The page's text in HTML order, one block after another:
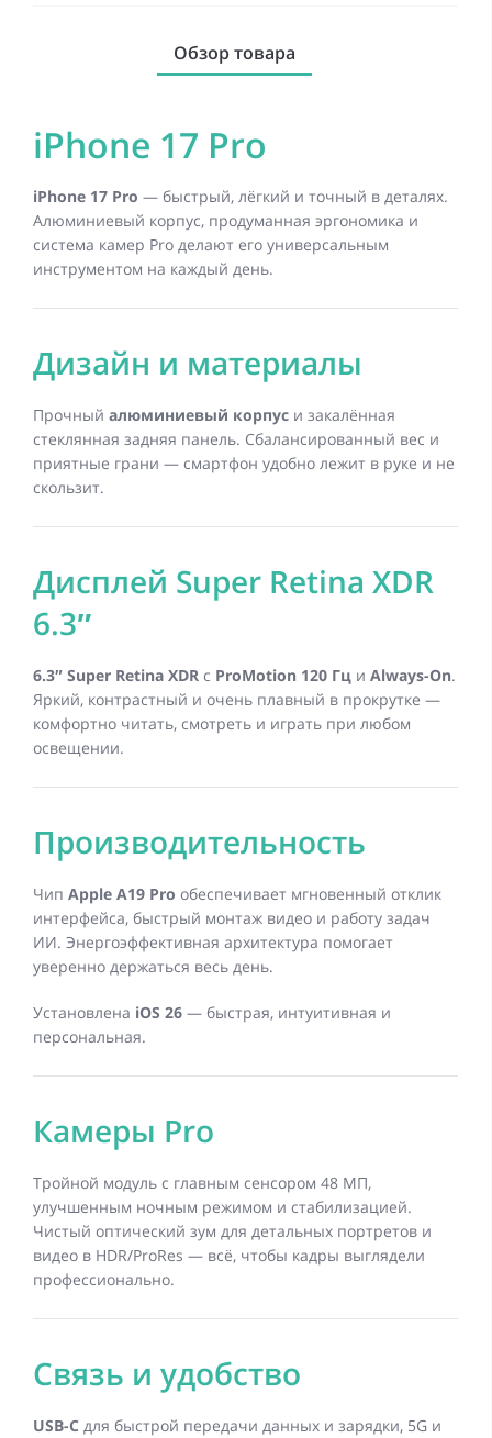
Обзор товара
iPhone 17 Pro
iPhone 17 Pro — быстрый, лёгкий и точный в деталях.
Алюминиевый корпус, продуманная эргономика и
система камер Pro делают его универсальным
инструментом на каждый день.
Дизайн и материалы
Прочный алюминиевый корпус и закалённая
стеклянная задняя панель. Сбалансированный вес и
приятные грани — смартфон удобно лежит в руке и не
скользит.
Дисплей Super Retina XDR
6.3″
6.3″ Super Retina XDR с ProMotion 120 Гц и Always-On.
Яркий, контрастный и очень плавный в прокрутке —
комфортно читать, смотреть и играть при любом
освещении.
Производительность
Чип Apple A19 Pro обеспечивает мгновенный отклик
интерфейса, быстрый монтаж видео и работу задач
ИИ. Энергоэффективная архитектура помогает
уверенно держаться весь день.
Установлена iOS 26 — быстрая, интуитивная и
персональная.
Камеры Pro
Тройной модуль с главным сенсором 48 МП,
улучшенным ночным режимом и стабилизацией.
Чистый оптический зум для детальных портретов и
видео в HDR/ProRes — всё, чтобы кадры выглядели
профессионально.
Связь и удобство
USB-C для быстрой передачи данных и зарядки, 5G и